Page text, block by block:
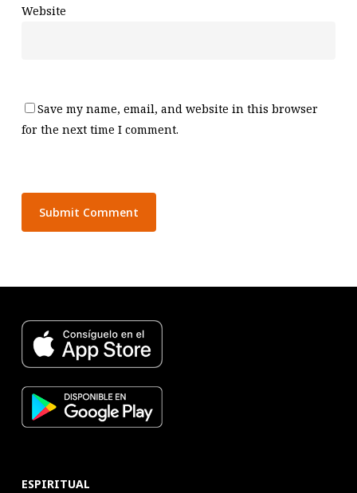
Website
Save my name, email, and website in this browser
for the next time I comment.
ESPIRITUAL